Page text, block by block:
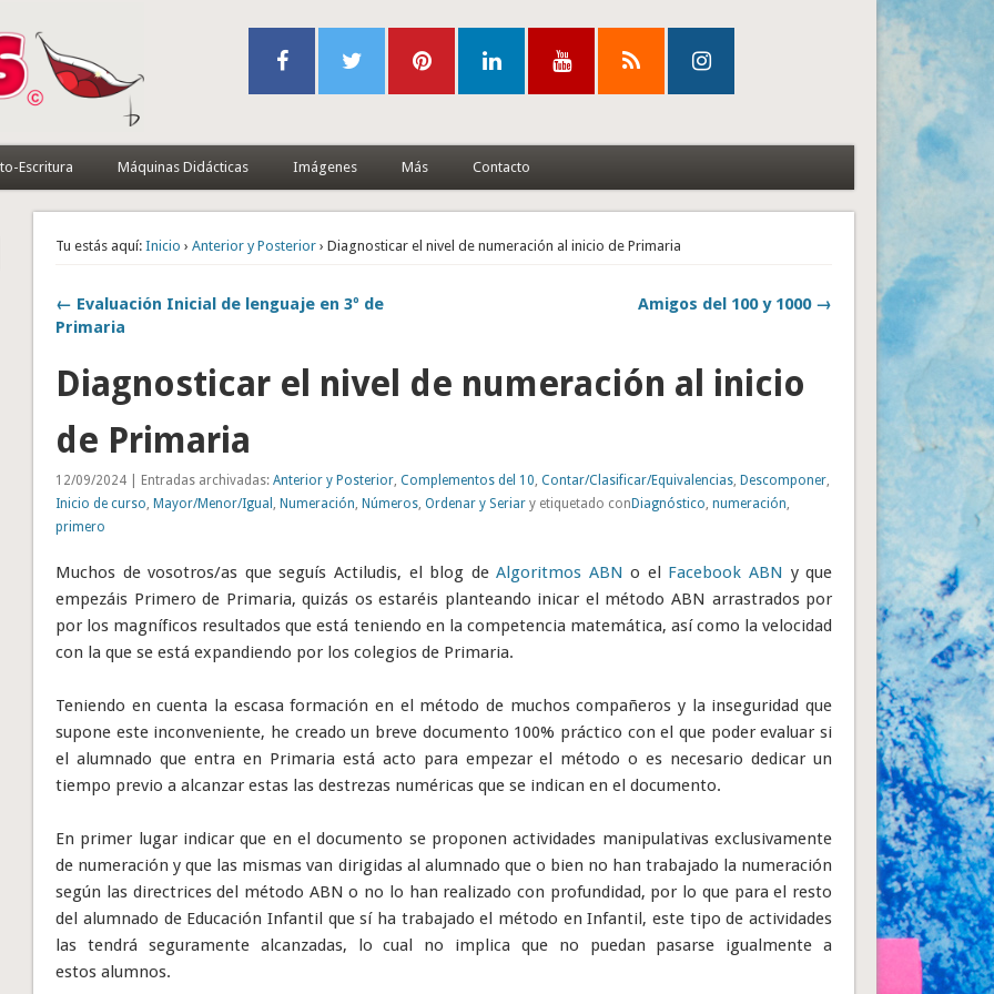
Escritura Máquinas Didácticas Imágenes Más Contacto
Tu estás aquí: Inicio ›Anterior y Posterior › Diagnosticar el nivel de numeración al inicio de Primaria
← Evaluación Inicial de lenguaje en 3º de
Primaria
Amigos del 100 y 1000 →
Diagnosticar el nivel de numeración al inicio
de Primaria
12/09/2024 | Entradas archivadas:Anterior y Posterior,Complementos del 10,Contar/Clasificar/Equivalencias,Descomponer,
Inicio de curso,Mayor/Menor/Igual ,Numeración,Números,Ordenar y Seriar y etiquetado conDiagnóstico,numeración,
primero
Muchos de vosotros/as que seguís Actiludis, el blog deAlgoritmos ABN o el Facebook ABN y que
empezáis Primero de Primaria, quizás os estaréis planteando inicar el método ABN arrastrados por
por los magníficos resultados que está teniendo en la competencia matemática, así como la velocidad
con la que se está expandiendo por los colegios de Primaria.
Teniendo en cuenta la escasa formación en el método de muchos compañeros y la inseguridad que
supone este inconveniente, he creado un breve documento 100% práctico con el que poder evaluar si
el alumnado que entra en Primaria está acto para empezar el método o es necesario dedicar un
tiempo previo a alcanzar estas las destrezas numéricas que se indican en el documento.
En primer lugar indicar que en el documento se proponen actividades manipulativas exclusivamente
de numeración y que las mismas van dirigidas al alumnado que o bien no han trabajado la numeración
según las directrices del método ABN o no lo han realizado con profundidad, por lo que para el resto
del alumnado de Educación Infantil que sí ha trabajado el método en Infantil, este tipo de actividades
las tendrá seguramente alcanzadas, lo cual no implica que no puedan pasarse igualmente a
estos alumnos.